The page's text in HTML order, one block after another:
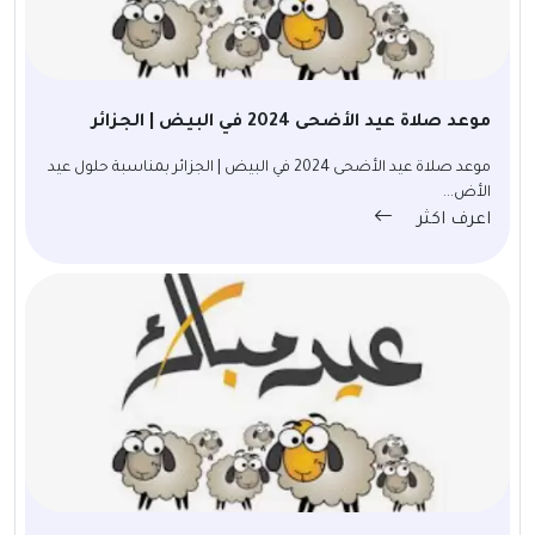
موعد صلاة عيد الأضحى 2024 في البيض | الجزائر
موعد صلاة عيد الأضحى 2024 في البيض | الجزائر بمناسبة حلول عيد
الأض...
اعرف اكثر